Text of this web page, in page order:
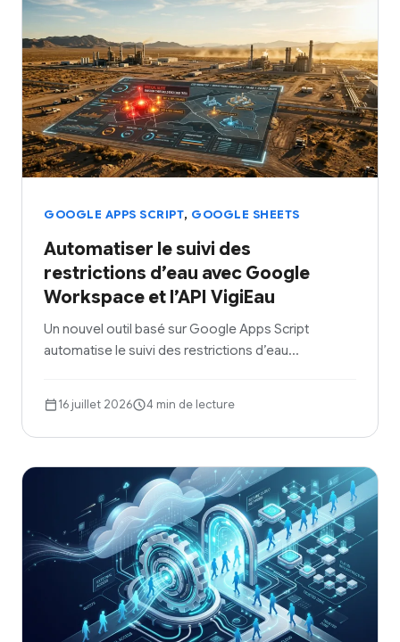
GOOGLE APPS SCRIPT, GOOGLE SHEETS
Automatiser le suivi des
restrictions d’eau avec Google
Workspace et l’API VigiEau
Un nouvel outil basé sur Google Apps Script
automatise le suivi des restrictions d’eau…
16 juillet 2026 4 min de lecture